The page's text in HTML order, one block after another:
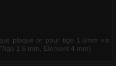
plaqué or pour tige 1.6mm vis
1.6 mm, Élément 4 mm)